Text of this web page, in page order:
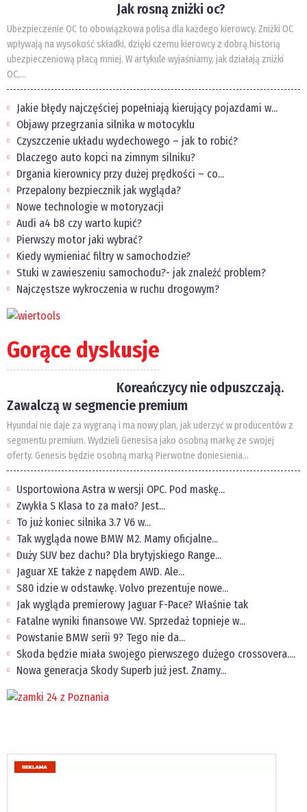
Jak rosną zniżki oc?
Ubezpieczenie OC to obowiązkowa polisa dla każdego kierowcy. Zniżki OC
wpływają na wysokość składki, dzięki czemu kierowcy z dobrą historią
ubezpieczeniową płacą mniej. W artykule wyjaśniamy, jak działają zniżki
OC,...
Jakie błędy najczęściej popełniają kierujący pojazdami w...
Objawy przegrzania silnika w motocyklu
Czyszczenie układu wydechowego – jak to robić?
Dlaczego auto kopci na zimnym silniku?
Drgania kierownicy przy dużej prędkości – co...
Przepalony bezpiecznik jak wygląda?
Nowe technologie w motoryzacji
Audi a4 b8 czy warto kupić?
Pierwszy motor jaki wybrać?
Kiedy wymieniać filtry w samochodzie?
Stuki w zawieszeniu samochodu?- jak znaleźć problem?
Najczęstsze wykroczenia w ruchu drogowym?
Gorące dyskusje
Koreańczycy nie odpuszczają.
Zawalczą w segmencie premium
Hyundai nie daje za wygraną i ma nowy plan, jak uderzyć w producentów z
segmentu premium. Wydzieli Genesisa jako osobną markę ze swojej
oferty. Genesis będzie osobną marką Pierwotne doniesienia...
Usportowiona Astra w wersji OPC. Pod maskę...
Zwykła S Klasa to za mało? Jest...
To już koniec silnika 3.7 V6 w...
Tak wygląda nowe BMW M2. Mamy oficjalne...
Duży SUV bez dachu? Dla brytyjskiego Range...
Jaguar XE także z napędem AWD. Ale...
S80 idzie w odstawkę. Volvo prezentuje nowe...
Jak wygląda premierowy Jaguar F-Pace? Właśnie tak
Fatalne wyniki finansowe VW. Sprzedaż topnieje w...
Powstanie BMW serii 9? Tego nie da...
Skoda będzie miała swojego pierwszego dużego crossovera....
Nowa generacja Skody Superb już jest. Znamy...